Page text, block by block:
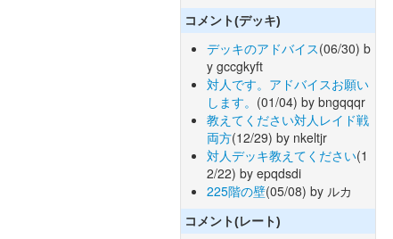
コメント(デッキ)
デッキのアドバイス(06/30) b
y gccgkyft
対人です。アドバイスお願い
します。 (01/04) by bngqqqr
教えてください対人レイド戦
両方(12/29) by nkeltjr
対人デッキ教えてください(1
2/22) by epqdsdi
225階の壁(05/08) by ルカ
コメント(レート)